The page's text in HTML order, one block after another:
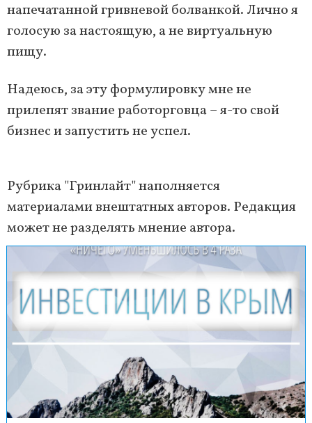
напечатанной гривневой болванкой. Лично я
голосую за настоящую, а не виртуальную
пищу.
Надеюсь, за эту формулировку мне не
прилепят звание работорговца – я-то свой
бизнес и запустить не успел.
Рубрика "Гринлайт" наполняется
материалами внештатных авторов. Редакция
может не разделять мнение автора.